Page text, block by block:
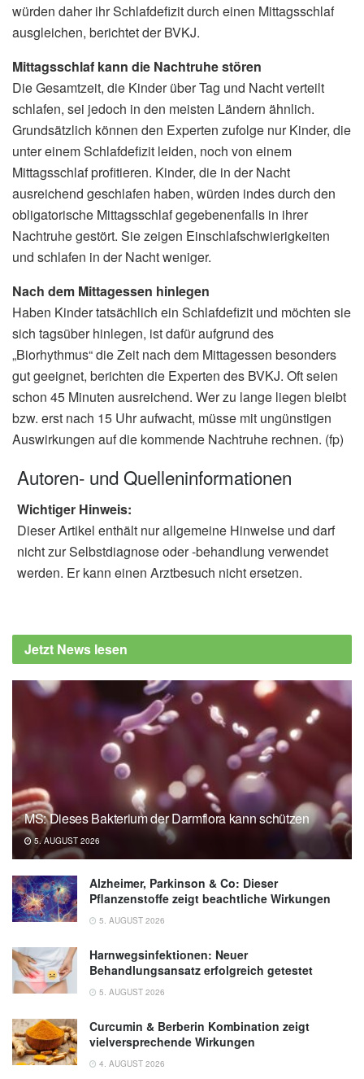
würden daher ihr Schlafdefizit durch einen Mittagsschlaf
ausgleichen, berichtet der BVKJ.
Mittagsschlaf kann die Nachtruhe stören
Die Gesamtzeit, die Kinder über Tag und Nacht verteilt
schlafen, sei jedoch in den meisten Ländern ähnlich.
Grundsätzlich können den Experten zufolge nur Kinder, die
unter einem Schlafdefizit leiden, noch von einem
Mittagsschlaf profitieren. Kinder, die in der Nacht
ausreichend geschlafen haben, würden indes durch den
obligatorische Mittagsschlaf gegebenenfalls in ihrer
Nachtruhe gestört. Sie zeigen Einschlafschwierigkeiten
und schlafen in der Nacht weniger.
Nach dem Mittagessen hinlegen
Haben Kinder tatsächlich ein Schlafdefizit und möchten sie
sich tagsüber hinlegen, ist dafür aufgrund des
„Biorhythmus“ die Zeit nach dem Mittagessen besonders
gut geeignet, berichten die Experten des BVKJ. Oft seien
schon 45 Minuten ausreichend. Wer zu lange liegen bleibt
bzw. erst nach 15 Uhr aufwacht, müsse mit ungünstigen
Auswirkungen auf die kommende Nachtruhe rechnen. (fp)
Autoren- und Quelleninformationen
Wichtiger Hinweis:
Dieser Artikel enthält nur allgemeine Hinweise und darf
nicht zur Selbstdiagnose oder -behandlung verwendet
werden. Er kann einen Arztbesuch nicht ersetzen.
Jetzt News lesen
MS: Dieses Bakterium der Darmflora kann schützen
5. AUGUST 2026
Alzheimer, Parkinson & Co: Dieser
Pflanzenstoffe zeigt beachtliche Wirkungen
5. AUGUST 2026
Harnwegsinfektionen: Neuer
Behandlungsansatz erfolgreich getestet
5. AUGUST 2026
Curcumin & Berberin Kombination zeigt
vielversprechende Wirkungen
4. AUGUST 2026